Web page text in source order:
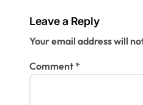
Leave a Reply
Your email address will
Comment*